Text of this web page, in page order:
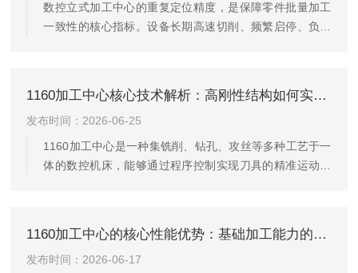
数控立式加工中心的重复定位精度，是保障零件批量加工
一致性的核心指标。设备长期高速切削、频繁启停、负载
传动松动、伺服信号、润滑异常等方面，需遵循先简后
繁、先外后内的原则系统排查，解决精度漂移问题。传动
机构松动与机械间隙超标是最主要诱因。机床X、Y、Z轴
长期往复运动，会导致丝杠联轴器紧固螺丝松动、同步带
1160加工中心核心技术解析：高刚性结构如何实现微米级加工精度
发布时间：2026-06-25
1160加工中心是一种集铣削、钻孔、攻丝等多种工艺于一
体的数控机床，能够通过程序控制实现刀具的精准运动，
升产线柔性、缩短交货周期方面发挥着重要作用。1160加
工中心的结构特点：1.床身与刚性床身采用高强度铸铁或
1160加工中心的核心性能优势：基础加工能力的核心保障
发布时间：2026-06-17